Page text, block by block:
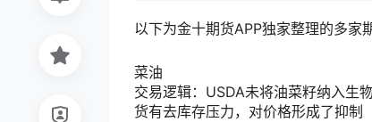
以下为金十期货APP独家整理的多家
菜油
交易逻辑：USDA未将油菜籽纳入生
货有去库存压力，对价格形成了抑制